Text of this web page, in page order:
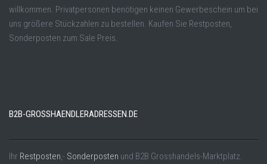
willkommen. Privatpersonen benötigen keinen Gewerbeschein um bei
uns größere Stückzahlen zu bestellen. Kaufen Sie Restposten,
Sonderposten zum Sale Preis.
B2B-GROSSHAENDLERADRESSEN.DE
Ihr Restposten,- Sonderposten und B2B Grosshandels-Marktplatz.